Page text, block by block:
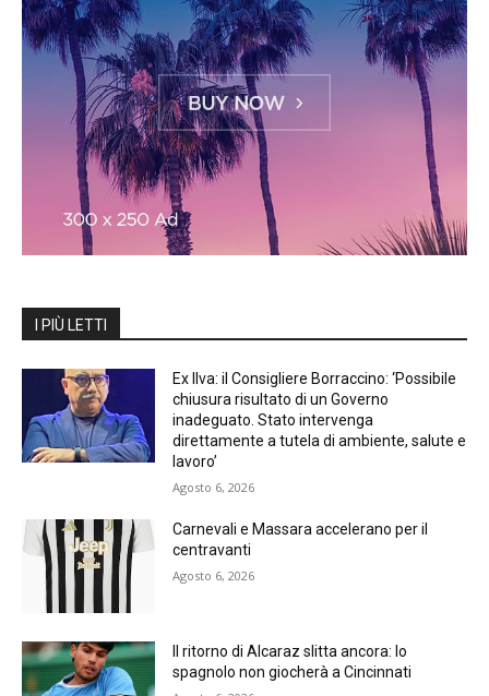
I PIÙ LETTI
Ex Ilva: il Consigliere Borraccino: ‘Possibile
chiusura risultato di un Governo
inadeguato. Stato intervenga
direttamente a tutela di ambiente, salute e
lavoro’
Agosto 6, 2026
Carnevali e Massara accelerano per il
centravanti
Agosto 6, 2026
Il ritorno di Alcaraz slitta ancora: lo
spagnolo non giocherà a Cincinnati